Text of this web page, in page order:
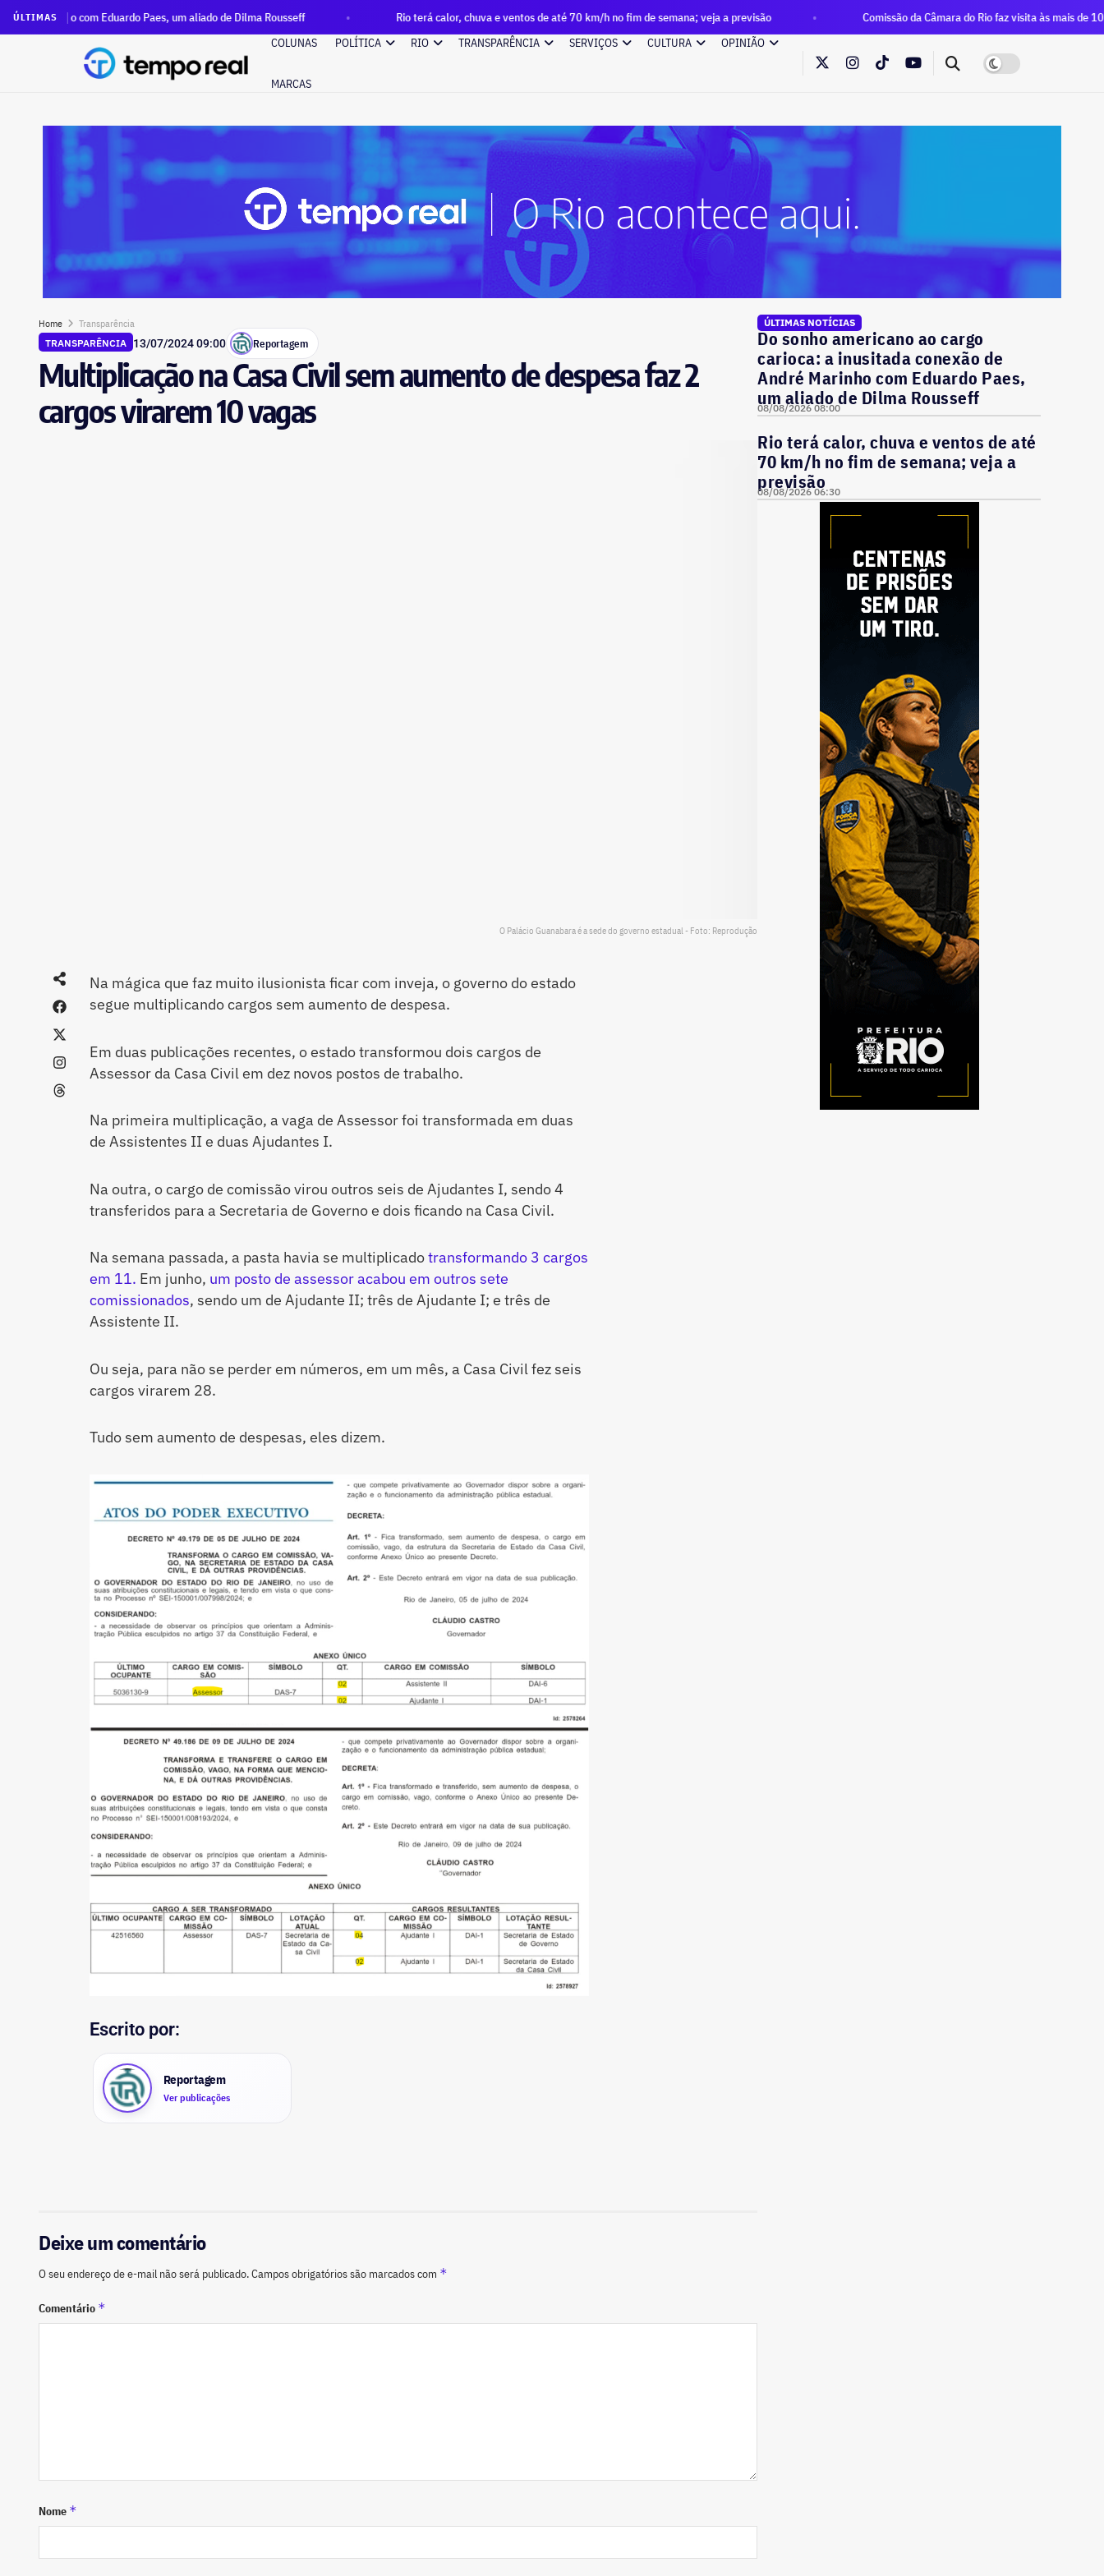
ÚLTIMAS
Eduardo Paes, um aliado de Dilma Rousseff Rio terá calor, chuva e ventos de até 70 km/h no fim de semana; veja a previsão
Comissão da Câmara do Rio faz visita às mais de 100 famílias que
COLUNAS
POLÍTICA RIO TRANSPARÊNCIA SERVIÇOS CULTURA OPINIÃO
MARCAS
Home
Transparência
TRANSPARÊNCIA 13/07/2024 09:00 Reportagem
Multiplicação na Casa Civil sem aumento de despesa faz 2
cargos virarem 10 vagas
O Palácio Guanabara é a sede do governo estadual - Foto: Reprodução
Na mágica que faz muito ilusionista ficar com inveja, o governo do estado
segue multiplicando cargos sem aumento de despesa.
Em duas publicações recentes, o estado transformou dois cargos de
Assessor da Casa Civil em dez novos postos de trabalho.
Na primeira multiplicação, a vaga de Assessor foi transformada em duas
de Assistentes II e duas Ajudantes I.
Na outra, o cargo de comissão virou outros seis de Ajudantes I, sendo 4
transferidos para a Secretaria de Governo e dois ficando na Casa Civil.
Na semana passada, a pasta havia se multiplicadotransformando 3 cargos
em 11. Em junho, um posto de assessor acabou em outros sete
comissionados, sendo um de Ajudante II; três de Ajudante I; e três de
Assistente II.
Ou seja, para não se perder em números, em um mês, a Casa Civil fez seis
cargos virarem 28.
Tudo sem aumento de despesas, eles dizem.
Escrito por:
Reportagem
Ver publicações
ÚLTIMAS NOTÍCIAS
Do sonho americano ao cargo
carioca: a inusitada conexão de
André Marinho com Eduardo Paes,
um aliado de Dilma Rousseff
08/08/2026 08:00
Rio terá calor, chuva e ventos de até
70 km/h no fim de semana; veja a
previsão
08/08/2026 06:30
Deixe um comentário
O seu endereço de e-mail não será publicado.Campos obrigatórios são marcados com *
Comentário *
Nome *